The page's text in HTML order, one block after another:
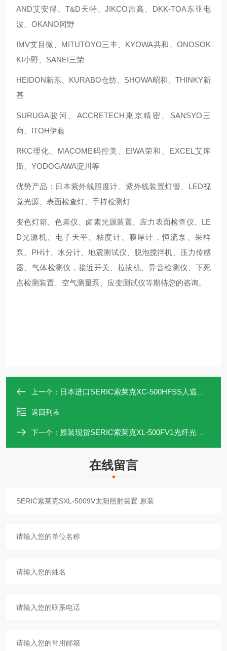
AND艾安得、T&D天特、JIKCO吉高、DKK-TOA东亚电
波、OKANO冈野
IMV艾目微、MITUTOYO三丰、KYOWA共和、ONOSOK
KI小野、SANEI三荣
HEIDON新东、KURABO仓纺、SHOWA昭和、THINKY新
基
SURUGA骏河、ACCRETECH東京精密、SANSYO三
商、ITOH伊藤
RKC理化、MACOME码控美、EIWA荣和、EXCEL艾库
斯、YODOGAWA淀川等
优势产品：日本紫外线照度计、紫外线装置灯管、LED视
觉光源、表面检查灯、手持检测灯
变色灯箱、色差仪、卤素光源装置、应力表面检查仪、LE
D光源机、电子天平、粘度计、膜厚计，恒流泵、采样
泵、PH计、水分计、地震测试仪、脱泡搅拌机、压力传感
器、气体检测仪，接近开关、拉拔机、异音检测仪、下死
点检测装置、空气测量泵、应变测试仪等期待您的咨询。
上一个： 日本进口SERIC索莱克XC-500HFSS人造太阳能照明灯
返回列表
下一个： 原装现货SERIC索莱克XL-500FV1光纤光源装置
在线留言